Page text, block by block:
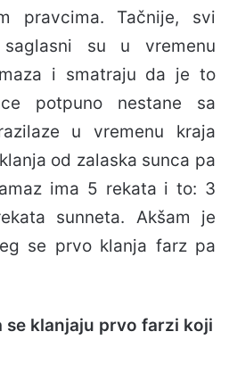
pravcima. Tačnije, svi
su u vremenu
i smatraju da je to
potpuno nestane sa
u vremenu kraja
od zalaska sunca pa
ima 5 rekata i to: 3
sunneta. Akšam je
se prvo klanja farz pa
se klanjaju prvo farzi koji